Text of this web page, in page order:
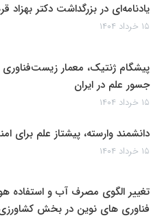
یادنامه‌ای در بزرگداشت دکتر بهزاد
۱۵ خرداد ۱۴۰۴
پیشگام ژنتیک، معمار
جسور علم در ایران
۱۵ خرداد ۱۴۰۴
دانشمند وارسته، پیشتاز علم برای
۱۵ خرداد ۱۴۰۴
تغییر الگوی مصرف آب و استفاده
فناوری های نوین در بخش کشاورزی/